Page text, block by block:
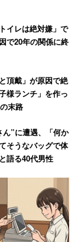
イレは絶対嫌」で
で20年の関係に終
頂戴」が原因で絶
様ランチ」を作っ
末路
”に遭遇、「何か
そうなバッグで体
語る40代男性